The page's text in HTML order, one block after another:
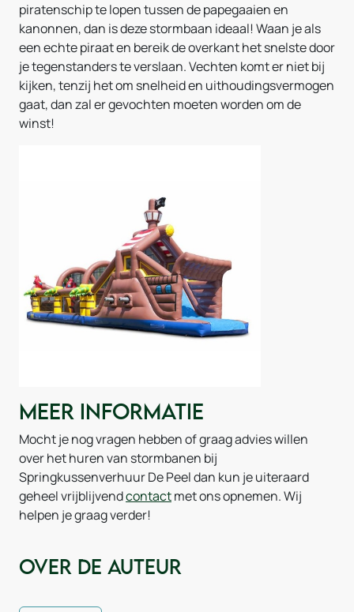
piratenschip te lopen tussen de papegaaien en
kanonnen, dan is deze stormbaan ideaal! Waan je als
een echte piraat en bereik de overkant het snelste door
je tegenstanders te verslaan. Vechten komt er niet bij
kijken, tenzij het om snelheid en uithoudingsvermogen
gaat, dan zal er gevochten moeten worden om de
winst!
Meer informatie
Mocht je nog vragen hebben of graag advies willen
over het huren van stormbanen bij
Springkussenverhuur De Peel dan kun je uiteraard
geheel vrijblijvendcontactmet ons opnemen. Wij
helpen je graag verder!
Over de auteur